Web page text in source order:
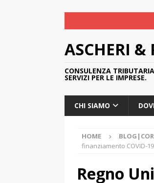
ASCHERI &
CONSULENZA
SERVIZI PER LE IMPRESE.
CHI SIAMO
HOME
finanziamento COVID-19
Regno